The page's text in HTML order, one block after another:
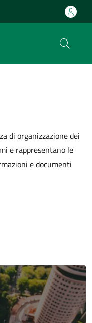
di organizzazione dei
e rappresentano le
e documenti